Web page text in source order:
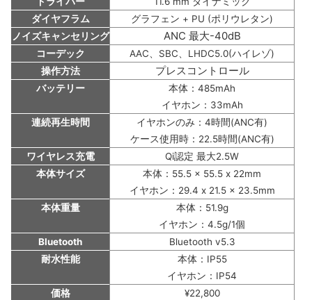
ダイヤフラム
グラフェン + PU (ポリウレタン)
ノイズキャンセリング
ANC 最大-40dB
コーデック
AAC、SBC、LHDC5.0(ハイレゾ)
操作方法
プレスコントロール
バッテリー
本体：485mAh
イヤホン：33mAh
連続再生時間
イヤホンのみ：4時間(ANC有)
ケース使用時：22.5時間(ANC有)
ワイヤレス充電
Qi認定 最大2.5W
本体サイズ
本体：55.5 × 55.5 x 22mm
イヤホン：29.4 x 21.5 x 23.5mm
本体重量
本体：51.9g
イヤホン：4.5g/1個
Bluetooth
Bluetooth v5.3
耐水性能
本体：IP55
イヤホン：IP54
価格
¥22,800